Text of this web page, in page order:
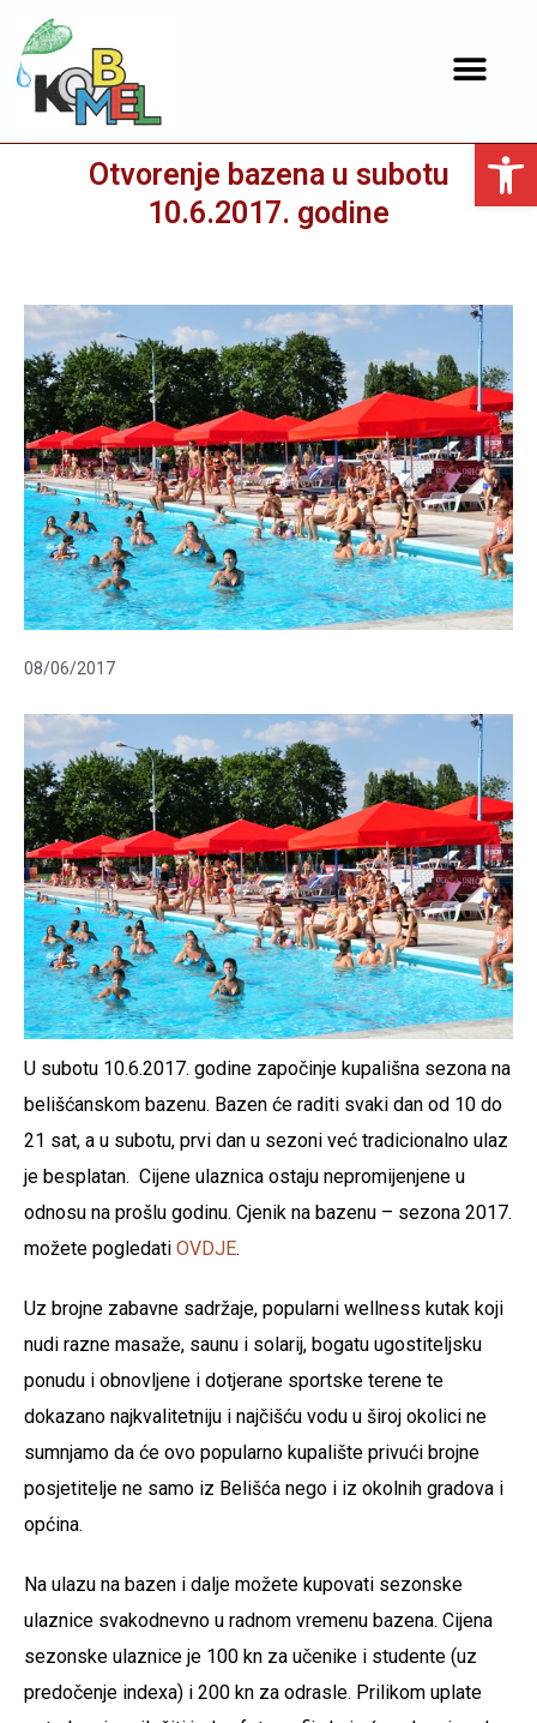
Open toolbar
Otvorenje bazena u subotu
10.6.2017. godine
08/06/2017
U subotu 10.6.2017. godine započinje kupališna sezona na
belišćanskom bazenu. Bazen će raditi svaki dan od 10 do
21 sat, a u subotu, prvi dan u sezoni već tradicionalno ulaz
je besplatan. Cijene ulaznica ostaju nepromijenjene u
odnosu na prošlu godinu. Cjenik na bazenu – sezona 2017.
možete pogledati OVDJE.
Uz brojne zabavne sadržaje, popularni wellness kutak koji
nudi razne masaže, saunu i solarij, bogatu ugostiteljsku
ponudu i obnovljene i dotjerane sportske terene te
dokazano najkvalitetniju i najčišću vodu u široj okolici ne
sumnjamo da će ovo popularno kupalište privući brojne
posjetitelje ne samo iz Belišća nego i iz okolnih gradova i
općina.
Na ulazu na bazen i dalje možete kupovati sezonske
ulaznice svakodnevno u radnom vremenu bazena. Cijena
sezonske ulaznice je 100 kn za učenike i studente (uz
predočenje indexa) i 200 kn za odrasle. Prilikom uplate